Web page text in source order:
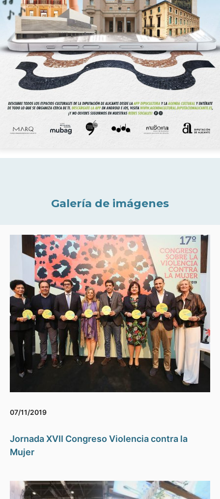
Galería de imágenes
07/11/2019
Jornada XVII Congreso Violencia contra la
Mujer